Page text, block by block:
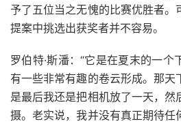
予了五位当之无愧的比赛优胜者。
提案中挑选出获奖者并不容易。
罗伯特·斯潘：“它是在夏末的一
有一些非常有趣的卷云形成。那天
是最后我还是把相机放了一天，然
摄。老实说，我并没有真正期待任